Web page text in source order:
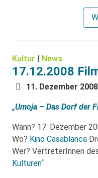
Kultur | News
17.12.2008
11. Dezember 2008
„Umoja – Das Dorf der
Wann? 17. Dezember
Wo? Kino Casablanca
Wer? VertreterInnen
Kulturen“